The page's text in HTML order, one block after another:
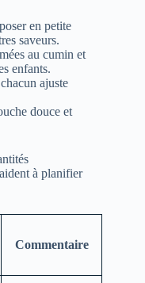
en petite
saveurs.
au cumin et
enfants.
ajuste
douce et
à planifier
Commentaire